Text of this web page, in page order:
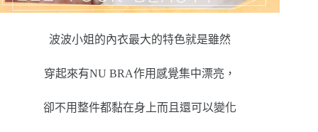
波波小姐的內衣最大的特色就是雖然
穿起來有NU BRA作用感覺集中漂亮，
卻不用整件都黏在身上而且還可以變化